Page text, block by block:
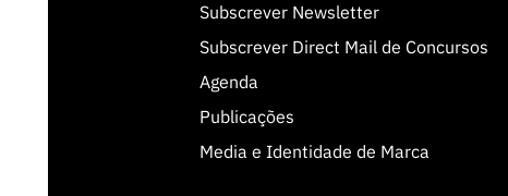
Subscrever Newsletter
Subscrever Direct Mail de Concursos
Agenda
Publicações
Media e Identidade de Marca